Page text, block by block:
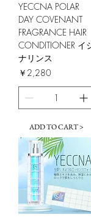
YECCNA POLAR
DAY COVENANT
FRAGRANCE HAIR
CONDITIONER イ
ナリンス
価格
￥2,280
ADD TO CART >